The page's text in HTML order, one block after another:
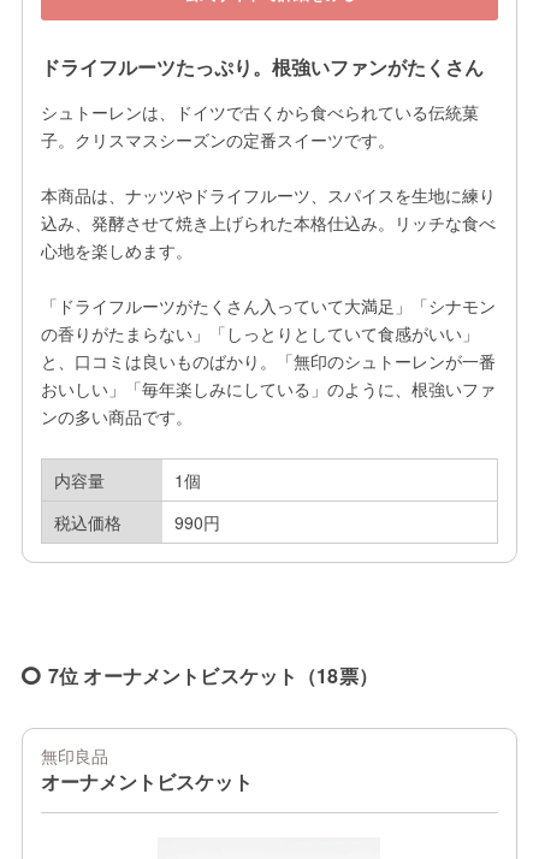
ドライフルーツたっぷり。根強いファンがたくさん
シュトーレンは、ドイツで古くから食べられている伝統菓
子。クリスマスシーズンの定番スイーツです。
本商品は、ナッツやドライフルーツ、スパイスを生地に練り
込み、発酵させて焼き上げられた本格仕込み。リッチな食べ
心地を楽しめます。
「ドライフルーツがたくさん入っていて大満足」「シナモン
の香りがたまらない」「しっとりとしていて食感がいい」
と、口コミは良いものばかり。「無印のシュトーレンが一番
おいしい」「毎年楽しみにしている」のように、根強いファ
ンの多い商品です。
内容量
1個
税込価格
990円
7位 オーナメントビスケット（18票）
無印良品
オーナメントビスケット